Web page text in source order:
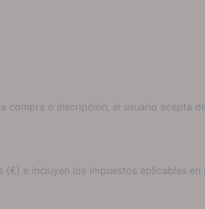
compra o inscripción, el usuario acepta
e incluyen los impuestos aplicables en